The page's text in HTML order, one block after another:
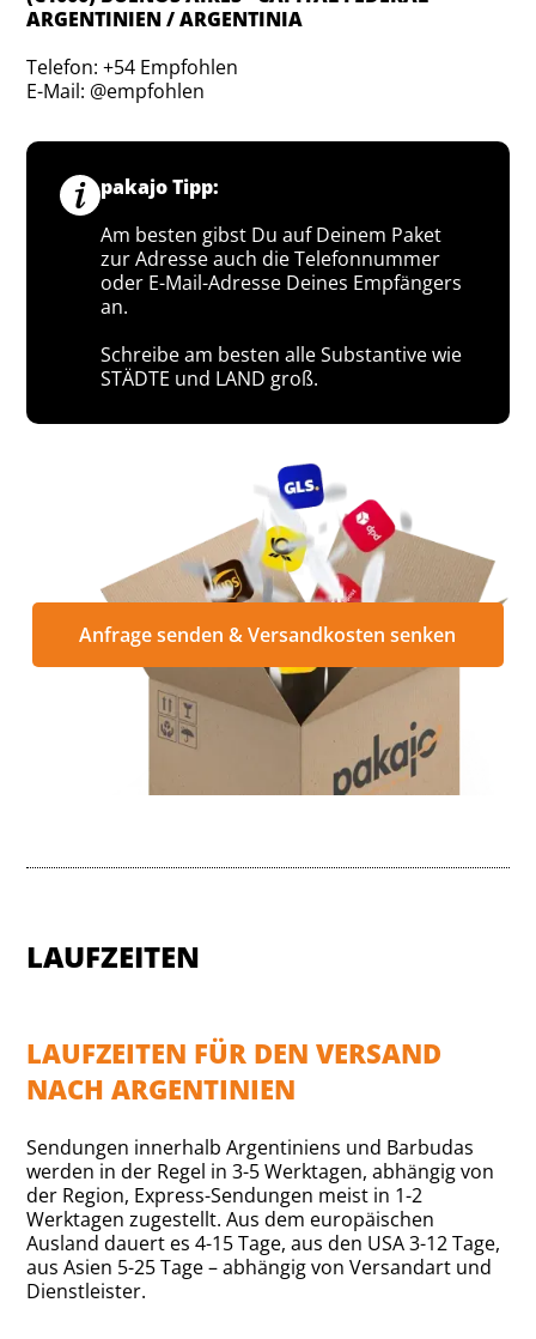
ARGENTINIEN / ARGENTINIA
Telefon: +54 Empfohlen
E-Mail: @empfohlen
pakajo Tipp:
Am besten gibst Du auf Deinem Paket
zur Adresse auch die Telefonnummer
oder E-Mail-Adresse Deines Empfängers
an.
Schreibe am besten alle Substantive wie
STÄDTE und LAND groß.
Anfrage senden & Versandkosten senken
LAUFZEITEN
LAUFZEITEN FÜR DEN VERSAND
NACH ARGENTINIEN
Sendungen innerhalb Argentiniens und Barbudas
werden in der Regel in 3-5 Werktagen, abhängig von
der Region, Express-Sendungen meist in 1-2
Werktagen zugestellt. Aus dem europäischen
Ausland dauert es 4-15 Tage, aus den USA 3-12 Tage,
aus Asien 5-25 Tage – abhängig von Versandart und
Dienstleister.